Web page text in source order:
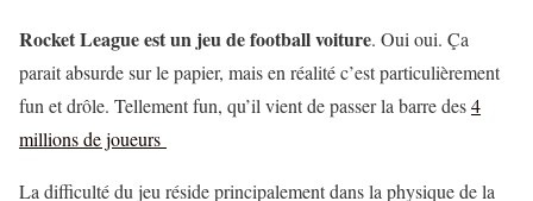
Rocket League est un jeu de football voiture. Oui oui. Ça
parait absurde sur le papier, mais en réalité c’est particulièrement
fun et drôle. Tellement fun, qu’il vient de passer la barre des4
millions de joueurs
La difficulté du jeu réside principalement dans la physique de la